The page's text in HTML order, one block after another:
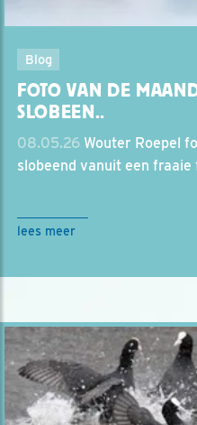
Blog
FOTO VAN DE
SLOBEEN..
08.05.26 Wouter Roepel
slobeend vanuit een
lees meer